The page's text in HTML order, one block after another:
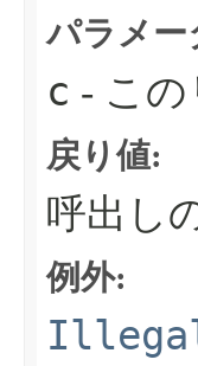
パラメー
c - こ
戻り値:
呼出し
例外: